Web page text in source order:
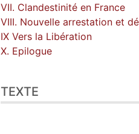
VII. Clandestinité en France
VIII. Nouvelle arrestation et
IX Vers la Libération
X. Epilogue
TEXTE